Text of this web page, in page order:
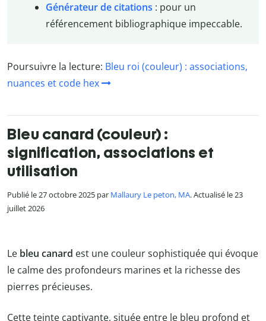
Générateur de citations : pour un
référencement bibliographique impeccable.
Poursuivre la lecture: Bleu roi (couleur) : associations,
nuances et code hex
Bleu canard (couleur) :
signification, associations et
utilisation
Publié le 27 octobre 2025 par Mallaury Le peton, MA. Actualisé le 23
juillet 2026
Le bleu canard est une couleur sophistiquée qui évoque
le calme des profondeurs marines et la richesse des
pierres précieuses.
Cette teinte captivante, située entre le bleu profond et